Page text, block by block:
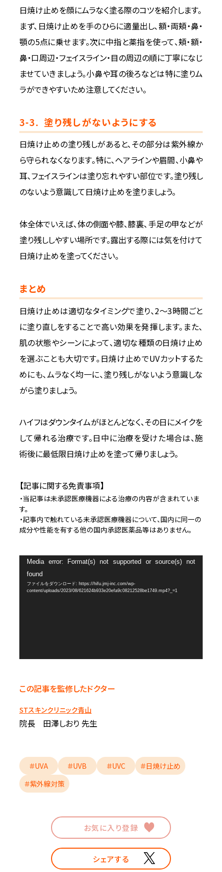
日焼け止めを顔にムラなく塗る際のコツを紹介します。
まず、日焼け止めを手のひらに適量出し、額・両頬・鼻・
顎の5点に乗せます。次に中指と薬指を使って、頬・額・
鼻・口周辺・フェイスライン・目の周辺の順に丁寧になじ
ませていきましょう。小鼻や耳の後ろなどは特に塗りム
ラができやすいため注意してください。
3-3. 塗り残しがないようにする
日焼け止めの塗り残しがあると、その部分は紫外線か
ら守られなくなります。特に、ヘアラインや眉間、小鼻や
耳、フェイスラインは塗り忘れやすい部位です。塗り残し
のないよう意識して日焼け止めを塗りましょう。
体全体でいえば、体の側面や膝、膝裏、手足の甲などが
塗り残ししやすい場所です。露出する際には気を付けて
日焼け止めを塗ってください。
まとめ
日焼け止めは適切なタイミングで塗り、2～3時間ごと
に塗り直しをすることで高い効果を発揮します。また、
肌の状態やシーンによって、適切な種類の日焼け止め
を選ぶことも大切です。日焼け止めでUVカットするた
めにも、ムラなく均一に、塗り残しがないよう意識しな
がら塗りましょう。
ハイフはダウンタイムがほとんどなく、その日にメイクを
して帰れる治療です。日中に治療を受けた場合は、施
術後に最低限日焼け止めを塗って帰りましょう。
【記事に関する免責事項】
・当記事は未承認医療機器による治療の内容が含まれていま
す。
・記事内で触れている未承認医療機器について、国内に同一の
成分や性能を有する他の国内承認医薬品等はありません。
Media error: Format(s) not supported or source(s) not
found
ファイルをダウンロード: https://hifu.jmj-inc.com/wp-
content/uploads/2023/08/621624b933e20efa9c08212528be1749.mp4?_=1
この記事を監修したドクター
STスキンクリニック青山
院長 田澤しおり 先生
＃UVA ＃UVB ＃UVC
＃日焼け止め
＃紫外線対策
お気に入り登録
シェアする